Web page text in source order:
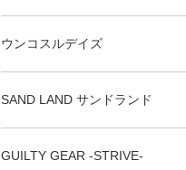
ウンコスルデイズ
SAND LAND サンドランド
GUILTY GEAR -STRIVE-